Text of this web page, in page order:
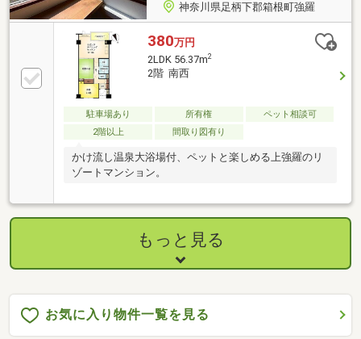
神奈川県足柄下郡箱根町強羅
380万円
2LDK 56.37m2
2階 南西
駐車場あり 所有権
ペット相談可
2階以上
間取り図有り
かけ流し温泉大浴場付、ペットと楽しめる上強羅のリ
ゾートマンション。
もっと見る
お気に入り物件一覧を見る